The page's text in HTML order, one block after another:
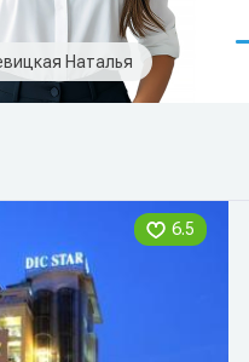
Наталья
6.5